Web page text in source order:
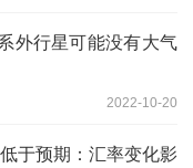
外行星可能没有大气
2022-10-20
于预期：汇率变化影